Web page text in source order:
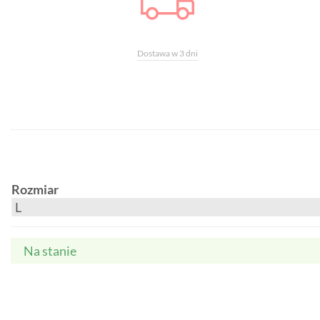
Dostawa w 3 dni
Rozmiar
Na stanie